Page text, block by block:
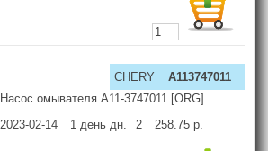
CHERY
A113747011
Насос омывателя A11-3747011 [ORG]
2023-02-14
1 день дн. 2 258.75 р.